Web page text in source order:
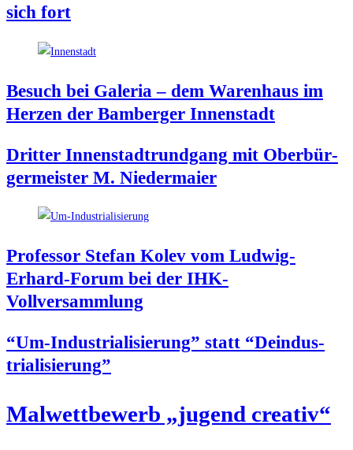
sich fort
Besuch bei Gale­ria – dem Waren­haus im
Her­zen der Bam­ber­ger Innenstadt
Drit­ter Innen­stadt­rund­gang mit Ober­bür­
ger­meis­ter M. Niedermaier
Pro­fes­sor Ste­fan Kolev vom Lud­wig-
Erhard-Forum bei der IHK-
Vollversammlung
“Um-Indus­tria­li­sie­rung” statt “Deindus­
tria­li­sie­rung”
Mal­wett­be­werb „jugend creativ“